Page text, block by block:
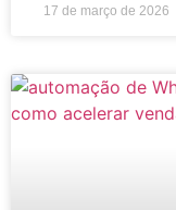
17 de março de 2026